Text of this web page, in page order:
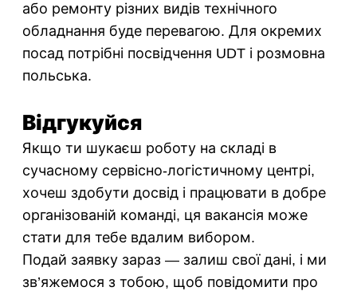
або ремонту різних видів технічного
обладнання буде перевагою. Для окремих
посад потрібні посвідчення UDT і розмовна
польська.
Відгукуйся
Якщо ти шукаєш роботу на складі в
сучасному сервісно-логістичному центрі,
хочеш здобути досвід і працювати в добре
організованій команді, ця вакансія може
стати для тебе вдалим вибором.
Подай заявку зараз — залиш свої дані, і ми
зв’яжемося з тобою, щоб повідомити про